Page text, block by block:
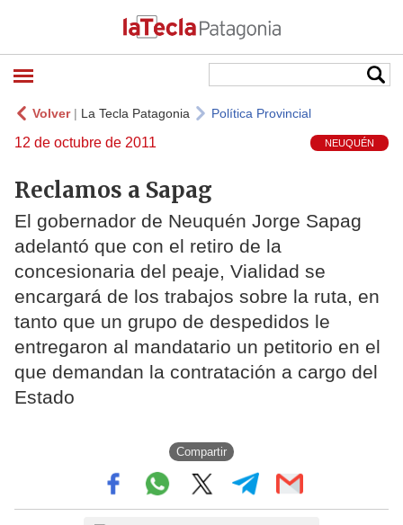
Volver| La Tecla Patagonia Política Provincial
12 de octubre de 2011 NEUQUÉN
Reclamos a Sapag
El gobernador de Neuquén Jorge Sapag
adelantó que con el retiro de la
concesionaria del peaje, Vialidad se
encargará de los trabajos sobre la ruta, en
tanto que un grupo de despedidos le
entregaron al mandatario un petitorio en el
que demandan la contratación a cargo del
Estado
Compartir